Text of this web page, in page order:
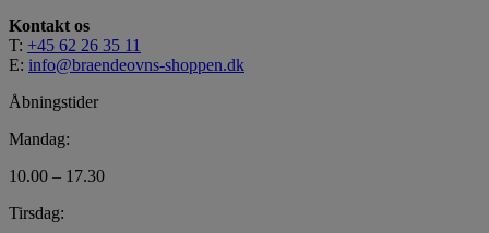
Kontakt os
T: +45 62 26 35 11
E: info@braendeovns-shoppen.dk
Åbningstider
Mandag:
10.00 – 17.30
Tirsdag: